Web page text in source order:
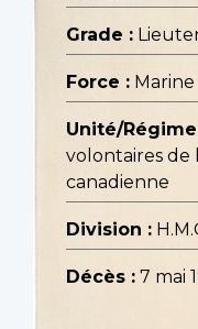
Grade :
Force : Marine
Unité/
volontaires de
canadienne
Division :
Décès : 7 mai